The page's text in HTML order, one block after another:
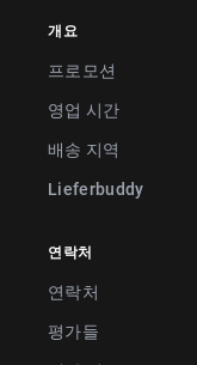
개요
프로모션
영업 시간
배송 지역
Lieferbuddy
연락처
연락처
평가들